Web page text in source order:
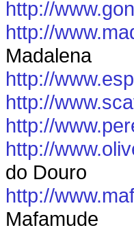
http://
http://
Madalena
http://
http://
http://
http://
do Douro
http://
Mafamude